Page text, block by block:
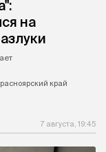
на
край
7 августа, 19:45